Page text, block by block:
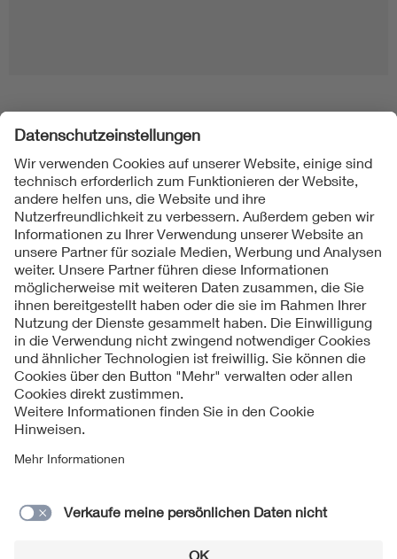
Folgen Sie uns
Kontakt
Impressum
Datenschutzinformationen
Cookie Hinweise
Compliance
Jahresarchiv